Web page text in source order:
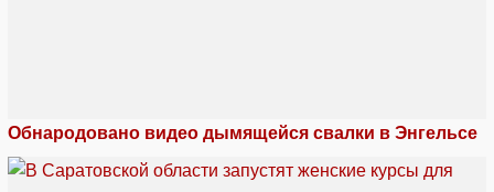
Обнародовано видео дымящейся свалки в Энгельсе